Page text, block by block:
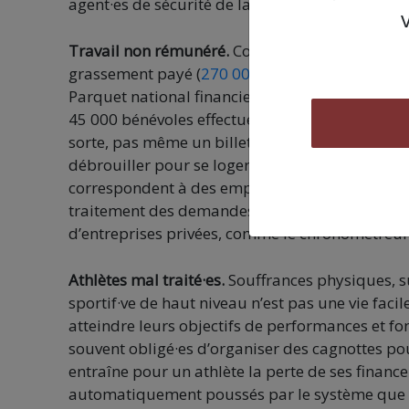
agent·es de sécurité de la SNCF et de la RATP.
Travail non rémunéré.Contrairement à Tony
grassement payé (270 000 euros
Parquet national financier a ouvert une
45 000 bénévoles effectueront des semaines à
sorte, pas même un billet gratuit ou à prix
débrouiller pour se loger, à l’heure où le prix
correspondent à des emplois : chauffeur,
traitement des demandes d’accréditation…
d’entreprises privées, comme le
Athlètes mal traité·es.Souffrances physiques,
sportif·ve de haut niveau n’est pas une vie
atteindre leurs objectifs de performances et
souvent obligé·es d’organiser des cagnottes
entraîne pour un athlète la perte de ses
automatiquement poussés par le système